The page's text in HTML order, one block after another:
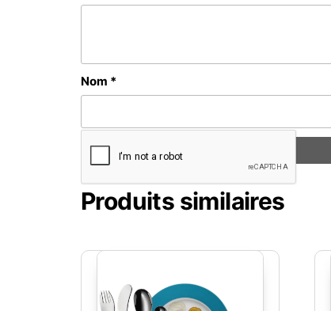
Nom *
Produits similaires